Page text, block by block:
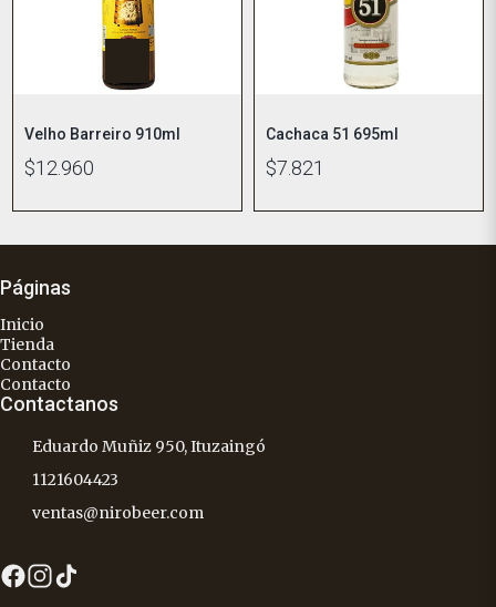
Velho Barreiro 910ml
$12.960
Cachaca 51 695ml
$7.821
Páginas
Inicio
Tienda
Contacto
Contacto
Contactanos
Eduardo Muñiz 950, Ituzaingó
1121604423
ventas@nirobeer.com